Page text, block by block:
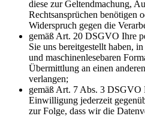
diese zur Geltendmachung,
Rechtsansprüchen benötigen
Widerspruch gegen die
gemäß Art. 20 DSGVO Ihre
Sie uns bereitgestellt haben,
und maschinenlesebaren
Übermittlung an einen
verlangen;
gemäß Art. 7 Abs. 3 DSGVO
Einwilligung jederzeit
zur Folge, dass wir die